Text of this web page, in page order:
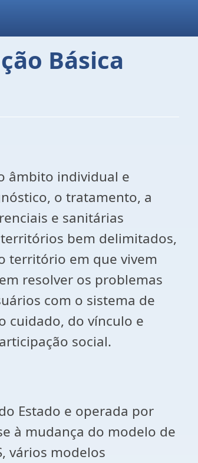
Básica
âmbito individual e
o tratamento, a
e sanitárias
bem delimitados,
território em que vivem
resolver os problemas
com o sistema de
cuidado, do vínculo e
social.
Estado e operada por
à mudança do modelo de
vários modelos